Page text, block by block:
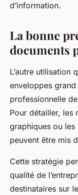
d’information.
La bonne
documents
L’autre utilisation
enveloppes
professionnelle
Pour détailler, les
graphiques ou les
peuvent être mis
Cette stratégie
qualité de
destinataires sur